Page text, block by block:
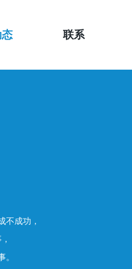
联系
不成功，